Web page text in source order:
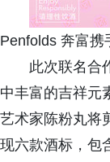
Penfolds 奔富携
此次联名合
中丰富的吉祥元
艺术家陈粉丸将
现六款酒标，包